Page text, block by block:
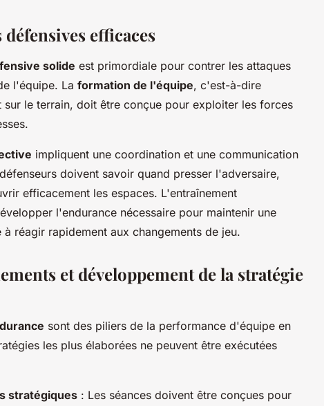
efficaces
solide est primordiale pour contrer les attaques
l'équipe. La formation de l'équipe, c'est-à-dire
sur le terrain, doit être conçue pour exploiter les forces
impliquent une coordination et une communication
doivent savoir quand presser l'adversaire,
efficacement les espaces. L'entraînement
l'endurance nécessaire pour maintenir une
réagir rapidement aux changements de jeu.
et développement de la stratégie
sont des piliers de la performance d'équipe en
les plus élaborées ne peuvent être exécutées
stratégiques : Les séances doivent être conçues pour